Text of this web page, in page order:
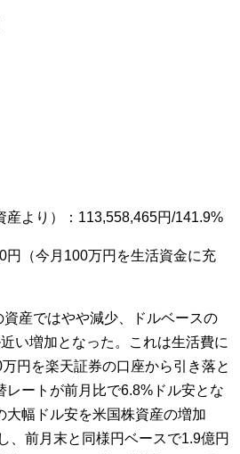
産より）：113,558,465円/141.9%
円（今月100万円を生活資金に充
産ではやや減少、ドルベースの
い増加となった。これは生活費に
円を楽天証券の口座から引き落と
レートが前月比で6.8%ドル安とな
大幅ドル安を米国株資産の増加
、前月末と同様円ベースで1.9億円